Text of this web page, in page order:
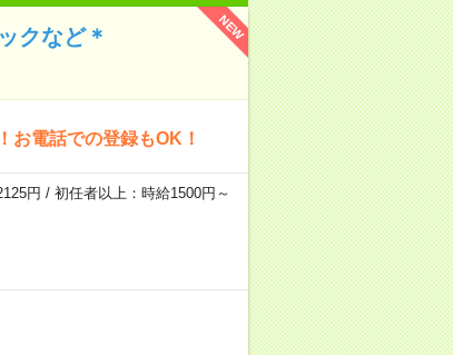
NEW
クなど＊
お電話での登録もOK！
円 / 初任者以上：時給1500円～